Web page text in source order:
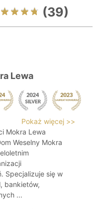
(39)
Lewa
Pokaż więcej >>
Mokra Lewa
Weselny Mokra
Specjalizuje się w
bankietów,
...